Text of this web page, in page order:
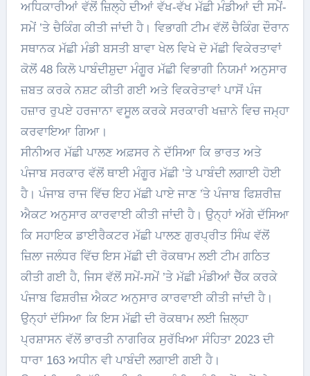
ਅਧਿਕਾਰੀਆਂ ਵੱਲੋਂ ਜ਼ਿਲ੍ਹੇ ਦੀਆਂ ਵੱਖ-ਵੱਖ ਮੱਛੀ ਮੰਡੀਆਂ ਦੀ ਸਮੇਂ-
ਸਮੇਂ ’ਤੇ ਚੈਕਿੰਗ ਕੀਤੀ ਜਾਂਦੀ ਹੈ। ਵਿਭਾਗੀ ਟੀਮ ਵੱਲੋਂ ਚੈਕਿੰਗ ਦੌਰਾਨ
ਸਥਾਨਕ ਮੱਛੀ ਮੰਡੀ ਬਸਤੀ ਬਾਵਾ ਖੇਲ ਵਿਖੇ ਦੋ ਮੱਛੀ ਵਿਕੇਰਤਾਵਾਂ
ਕੋਲੋਂ 48 ਕਿਲੋ ਪਾਬੰਦੀਸ਼ੁਦਾ ਮੰਗੂਰ ਮੱਛੀ ਵਿਭਾਗੀ ਨਿਯਮਾਂ ਅਨੁਸਾਰ
ਜ਼ਬਤ ਕਰਕੇ ਨਸ਼ਟ ਕੀਤੀ ਗਈ ਅਤੇ ਵਿਕਰੇਤਾਵਾਂ ਪਾਸੋਂ ਪੰਜ
ਹਜ਼ਾਰ ਰੁਪਏ ਹਰਜਾਨਾ ਵਸੂਲ ਕਰਕੇ ਸਰਕਾਰੀ ਖਜ਼ਾਨੇ ਵਿਚ ਜਮ੍ਹਾ
ਕਰਵਾਇਆ ਗਿਆ।
ਸੀਨੀਅਰ ਮੱਛੀ ਪਾਲਣ ਅਫ਼ਸਰ ਨੇ ਦੱਸਿਆ ਕਿ ਭਾਰਤ ਅਤੇ
ਪੰਜਾਬ ਸਰਕਾਰ ਵੱਲੋਂ ਥਾਈ ਮੰਗੂਰ ਮੱਛੀ ’ਤੇ ਪਾਬੰਦੀ ਲਗਾਈ ਹੋਈ
ਹੈ। ਪੰਜਾਬ ਰਾਜ ਵਿੱਚ ਇਹ ਮੱਛੀ ਪਾਏ ਜਾਣ ’ֹਤੇ ਪੰਜਾਬ ਫਿਸ਼ਰੀਜ਼
ਐਕਟ ਅਨੁਸਾਰ ਕਾਰਵਾਈ ਕੀਤੀ ਜਾਂਦੀ ਹੈ। ਉਨ੍ਹਾਂ ਅੱਗੇ ਦੱਸਿਆ
ਕਿ ਸਹਾਇਕ ਡਾਈਰੈਕਟਰ ਮੱਛੀ ਪਾਲਣ ਗੁਰਪ੍ਰੀਤ ਸਿੰਘ ਵੱਲੋਂ
ਜ਼ਿਲਾ ਜਲੰਧਰ ਵਿੱਚ ਇਸ ਮੱਛੀ ਦੀ ਰੋਕਥਾਮ ਲਈ ਟੀਮ ਗਠਿਤ
ਕੀਤੀ ਗਈ ਹੈ, ਜਿਸ ਵੱਲੋਂ ਸਮੇਂ-ਸਮੇਂ ’ਤੇ ਮੱਛੀ ਮੰਡੀਆਂ ਚੈੱਕ ਕਰਕੇ
ਪੰਜਾਬ ਫਿਸ਼ਰੀਜ਼ ਐਕਟ ਅਨੁਸਾਰ ਕਾਰਵਾਈ ਕੀਤੀ ਜਾਂਦੀ ਹੈ।
ਉਨ੍ਹਾਂ ਦੱਸਿਆ ਕਿ ਇਸ ਮੱਛੀ ਦੀ ਰੋਕਥਾਮ ਲਈ ਜ਼ਿਲ੍ਹਾ
ਪ੍ਰਸ਼ਾਸਨ ਵੱਲੋਂ ਭਾਰਤੀ ਨਾਗਰਿਕ ਸੁਰੱਖਿਆ ਸੰਹਿਤਾ 2023 ਦੀ
ਧਾਰਾ 163 ਅਧੀਨ ਵੀ ਪਾਬੰਦੀ ਲਗਾਈ ਗਈ ਹੈ।